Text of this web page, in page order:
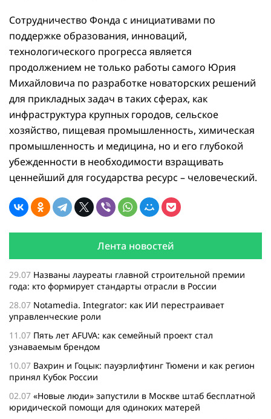
Сотрудничество Фонда с инициативами по
поддержке образования, инноваций,
технологического прогресса является
продолжением не только работы самого Юрия
Михайловича по разработке новаторских решений
для прикладных задач в таких сферах, как
инфраструктура крупных городов, сельское
хозяйство, пищевая промышленность, химическая
промышленность и медицина, но и его глубокой
убежденности в необходимости взращивать
ценнейший для государства ресурс – человеческий.
Лента новостей
29.07 Названы лауреаты главной строительной премии
года: кто формирует стандарты отрасли в России
28.07 Notamedia. Integrator: как ИИ перестраивает
управленческие роли
11.07 Пять лет AFUVA: как семейный проект стал
узнаваемым брендом
10.07 Вахрин и Гоцык: пауэрлифтинг Тюмени и как регион
принял Кубок России
02.07 «Новые люди» запустили в Москве штаб бесплатной
юридической помощи для одиноких матерей